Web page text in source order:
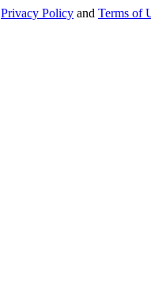
Privacy Policy and Terms of